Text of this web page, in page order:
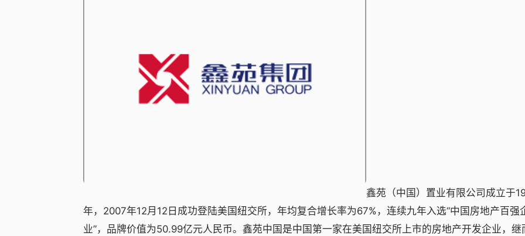
鑫苑（中国）置业有限公司成立于
年，2007年12月12日成功登陆美国纽交所，年均复合增长率为67%，连续九年入选“中国房地产百强
业”，品牌价值为50.99亿元人民币。鑫苑中国是中国第一家在美国纽交所上市的房地产开发企业，继